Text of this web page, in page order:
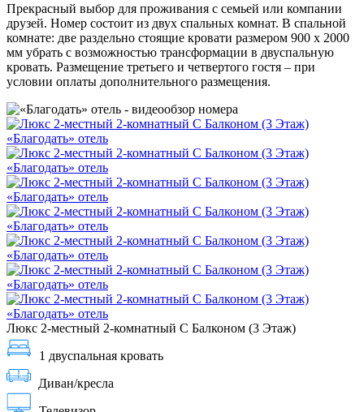
Прекрасный выбор для проживания с семьей или компании
друзей. Номер состоит из двух спальных комнат. В спальной
комнате: две раздельно стоящие кровати размером 900 х 2000
мм убрать с возможностью трансформации в двуспальную
кровать. Размещение третьего и четвертого гостя – при
условии оплаты дополнительного размещения.
Люкс 2-местный 2-комнатный С Балконом (3 Этаж)
1 двуспальная кровать
Диван/кресла